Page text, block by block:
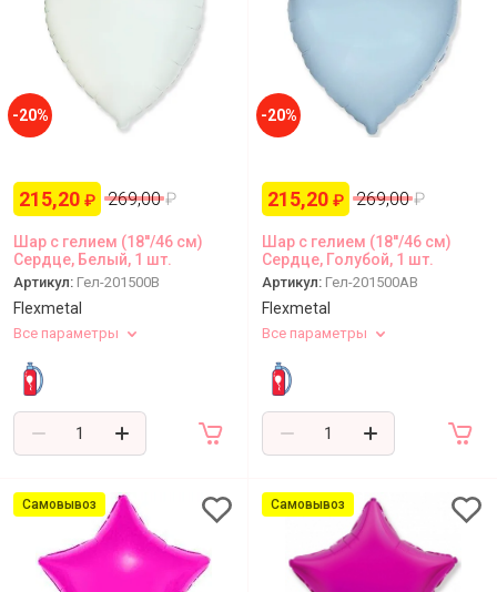
-20%
215,20 ₽ 269,00 ₽
Шар с гелием (18''/46 см)
Сердце, Белый, 1 шт.
Артикул: Гел-201500B
Flexmetal
Все параметры
-20%
215,20 ₽ 269,00 ₽
Шар с гелием (18''/46 см)
Сердце, Голубой, 1 шт.
Артикул: Гел-201500AB
Flexmetal
Все параметры
Самовывоз Самовывоз